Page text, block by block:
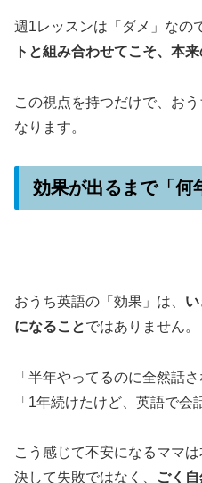
週1レッスンは「ダメ」なの
トと組み合わせてこそ、本
この視点を持つだけで、お
なります。
効果が出るまで「何
おうち英語の「効果」は、
になることではありません。
「半年やってるのに全然話さ
「1年続けたけど、英語で会
こう感じて不安になるママ
決して失敗ではなく、
ごく